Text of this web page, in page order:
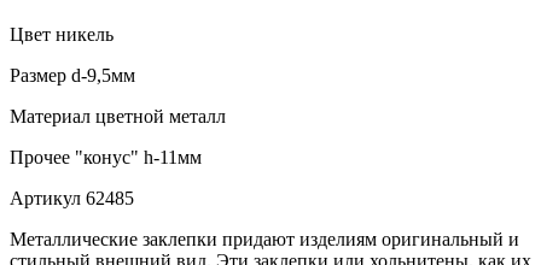
Цвет никель
Размер d-9,5мм
Материал цветной металл
Прочее "конус" h-11мм
Артикул 62485
Металлические заклепки придают изделиям оригинальный и
стильный внешний вид. Эти заклепки или хольнитены, как их